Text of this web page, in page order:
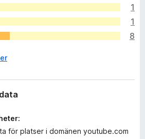
1
1
8
för platser i domänen youtube.com